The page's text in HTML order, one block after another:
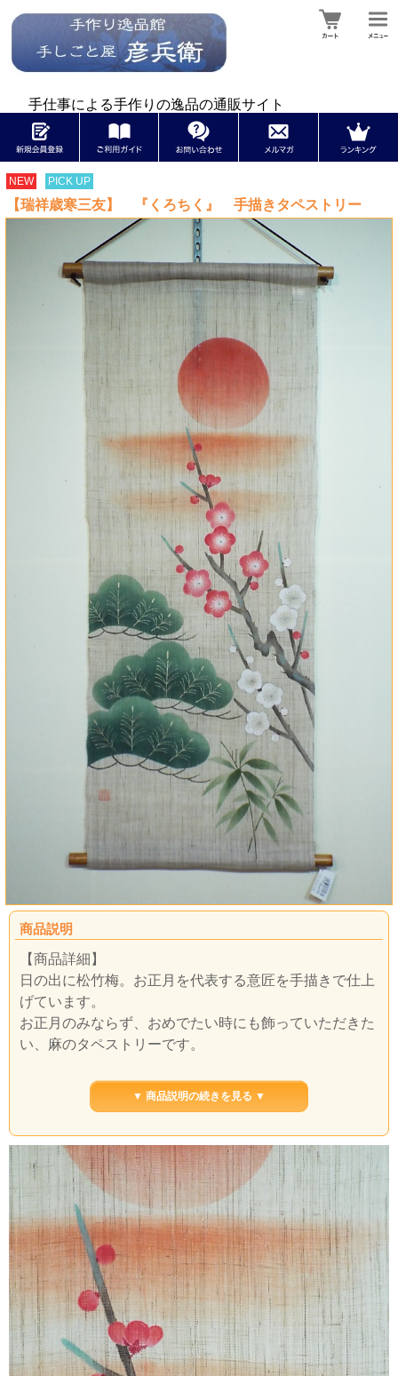
手仕事による手作りの逸品の通販サイト
NEW PICK UP
【瑞祥歳寒三友】 『くろちく』 手描きタペストリー
商品説明
【商品詳細】
日の出に松竹梅。お正月を代表する意匠を手描きで仕上
げています。
お正月のみならず、おめでたい時にも飾っていただきた
い、麻のタペストリーです。
幅：４５ｃｍ × 長さ：１２０ｃｍ
▼ 商品説明の続きを見る ▼